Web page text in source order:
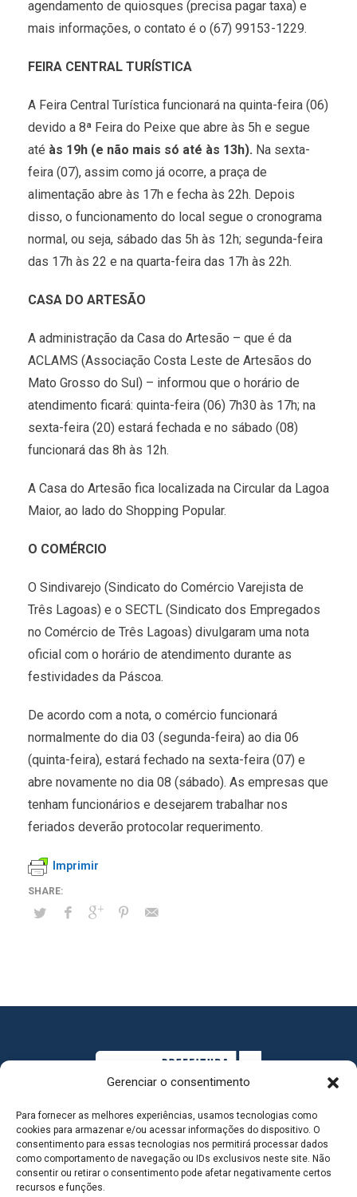
Gerenciar o consentimento
Para fornecer as melhores experiências, usamos tecnologias como
cookies para armazenar e/ou acessar informações do dispositivo. O
consentimento para essas tecnologias nos permitirá processar dados
como comportamento de navegação ou IDs exclusivos neste site. Não
consentir ou retirar o consentimento pode afetar negativamente certos
recursos e funções.
agendamento de quiosques (precisa pagar taxa) e
mais informações, o contato é o (67) 99153-1229.
FEIRA CENTRAL TURÍSTICA
A Feira Central Turística funcionará na quinta-feira (06)
devido a 8ª Feira do Peixe que abre às 5h e segue
até às 19h (e não mais só até às 13h). Na sexta-
feira (07), assim como já ocorre, a praça de
alimentação abre às 17h e fecha às 22h. Depois
disso, o funcionamento do local segue o cronograma
normal, ou seja, sábado das 5h às 12h; segunda-feira
das 17h às 22 e na quarta-feira das 17h às 22h.
CASA DO ARTESÃO
A administração da Casa do Artesão – que é da
ACLAMS (Associação Costa Leste de Artesãos do
Mato Grosso do Sul) – informou que o horário de
atendimento ficará: quinta-feira (06) 7h30 às 17h; na
sexta-feira (20) estará fechada e no sábado (08)
funcionará das 8h às 12h.
A Casa do Artesão fica localizada na Circular da Lagoa
Maior, ao lado do Shopping Popular.
O COMÉRCIO
O Sindivarejo (Sindicato do Comércio Varejista de
Três Lagoas) e o SECTL (Sindicato dos Empregados
no Comércio de Três Lagoas) divulgaram uma nota
oficial com o horário de atendimento durante as
festividades da Páscoa.
De acordo com a nota, o comércio funcionará
normalmente do dia 03 (segunda-feira) ao dia 06
(quinta-feira), estará fechado na sexta-feira (07) e
abre novamente no dia 08 (sábado). As empresas que
tenham funcionários e desejarem trabalhar nos
feriados deverão protocolar requerimento.
Imprimir
MAPA DO SITE